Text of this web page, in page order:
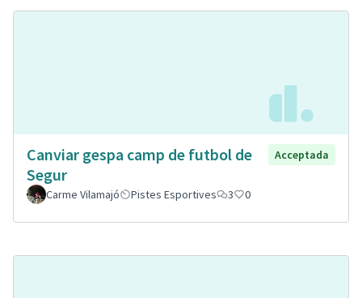
Canviar gespa camp de futbol de
Segur
Acceptada
Carme Vilamajó Pistes Esportives 3 0